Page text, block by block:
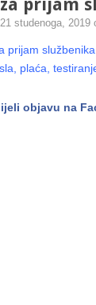
prijam
21 studenoga, 2019
prijam
plaća,
objavu na